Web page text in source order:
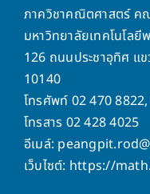
ภาควิชาคณิตศาสตร์ ค
มหาวิทยาลัยเทคโนโลยี
126 ถนนประชาอุทิศ แ
10140
โทรศัพท์ 02 470
โทรสาร 02 428 4025
อีเมล์:
เว็บไซต์: https://